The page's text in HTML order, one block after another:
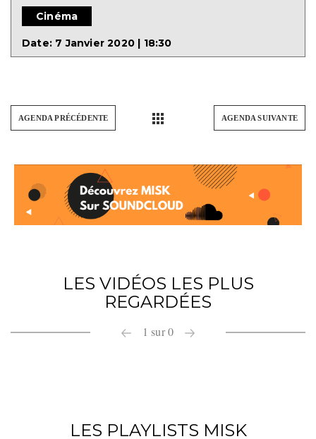
Cinéma
Date: 7 Janvier 2020 | 18:30
AGENDA PRÉCÉDENTE AGENDA SUIVANTE
LES VIDÉOS LES PLUS
REGARDÉES
1 sur0
LES PLAYLISTS MISK